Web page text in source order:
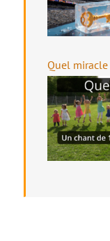
Quel miracle